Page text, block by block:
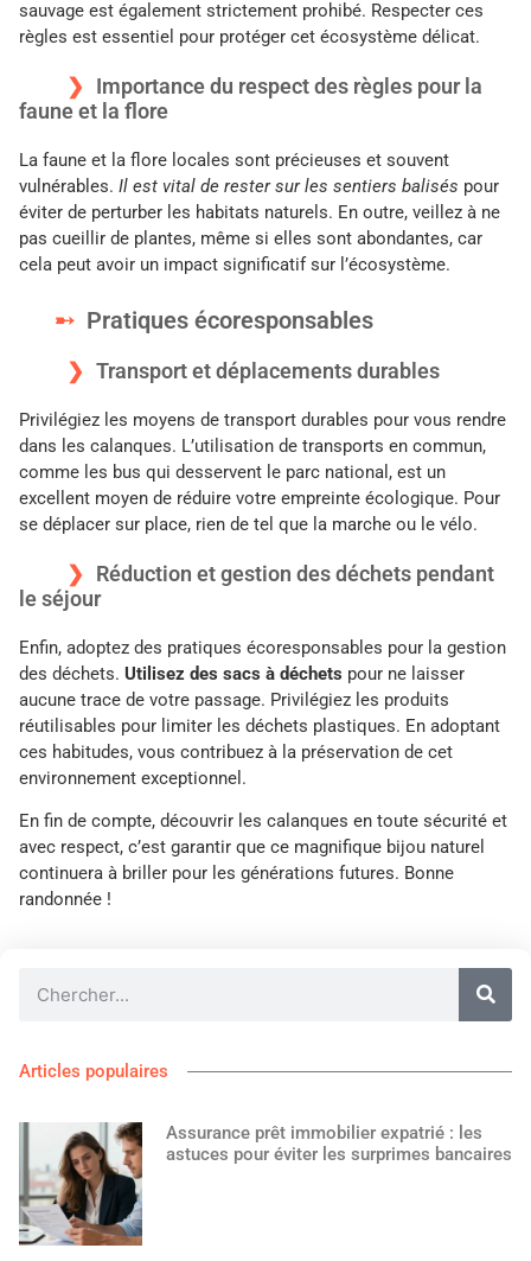
sauvage est également strictement prohibé. Respecter ces
règles est essentiel pour protéger cet écosystème délicat.
Importance du respect des règles pour la
faune et la flore
La faune et la flore locales sont précieuses et souvent
vulnérables. Il est vital de rester sur les sentiers balisés pour
éviter de perturber les habitats naturels. En outre, veillez à ne
pas cueillir de plantes, même si elles sont abondantes, car
cela peut avoir un impact significatif sur l’écosystème.
Pratiques écoresponsables
Transport et déplacements durables
Privilégiez les moyens de transport durables pour vous rendre
dans les calanques. L’utilisation de transports en commun,
comme les bus qui desservent le parc national, est un
excellent moyen de réduire votre empreinte écologique. Pour
se déplacer sur place, rien de tel que la marche ou le vélo.
Réduction et gestion des déchets pendant
le séjour
Enfin, adoptez des pratiques écoresponsables pour la gestion
des déchets. Utilisez des sacs à déchets pour ne laisser
aucune trace de votre passage. Privilégiez les produits
réutilisables pour limiter les déchets plastiques. En adoptant
ces habitudes, vous contribuez à la préservation de cet
environnement exceptionnel.
En fin de compte, découvrir les calanques en toute sécurité et
avec respect, c’est garantir que ce magnifique bijou naturel
continuera à briller pour les générations futures. Bonne
randonnée !
Articles populaires
Assurance prêt immobilier expatrié : les
astuces pour éviter les surprimes bancaires